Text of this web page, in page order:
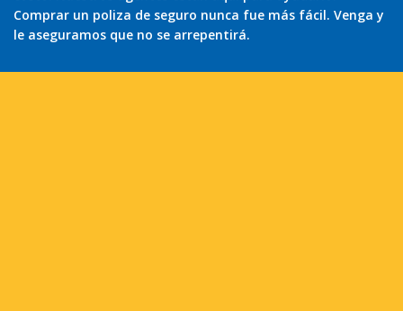
Comprar un poliza de seguro nunca fue más fácil. Venga y
le aseguramos que no se arrepentirá.